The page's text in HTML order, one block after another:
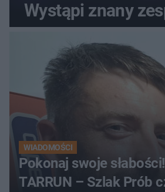
Wystąpi znany
WIADOMOŚCI
Pokonaj swoje
TARRUN – Szlak Prób